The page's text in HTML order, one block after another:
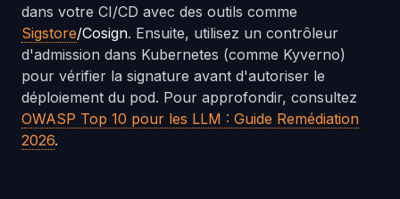
dans votre CI/CD avec des outils comme
Sigstore/Cosign. Ensuite, utilisez un contrôleur
d'admission dans Kubernetes (comme Kyverno)
pour vérifier la signature avant d'autoriser le
déploiement du pod. Pour approfondir, consultez
OWASP Top 10 pour les LLM : Guide Remédiation
2026.